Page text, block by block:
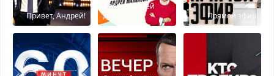
Привет, Андрей!
Песни от всей
души
Прямой эфир